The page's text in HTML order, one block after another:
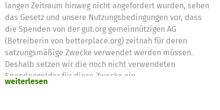
langen Zeitraum hinweg nicht angefordert wurden, sehen
das Gesetz und unsere Nutzungsbedingungen vor, dass
die Spenden von der gut.org gemeinnützigen AG
(Betreiberin von betterplace.org) zeitnah für deren
satzungsmäßige Zwecke verwendet werden müssen.
Deshalb setzen wir die noch nicht verwendeten
Spendengelder für diese Zwecke ein
weiterlesen